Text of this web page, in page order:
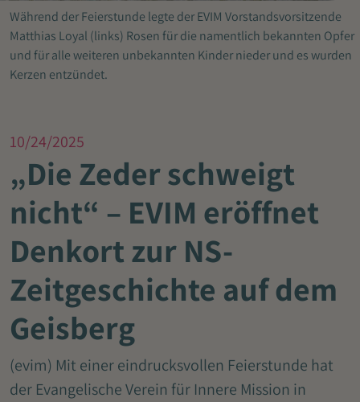
Während der Feierstunde legte der EVIM Vorstandsvorsitzende
Matthias Loyal (links) Rosen für die namentlich bekannten Opfer
und für alle weiteren unbekannten Kinder nieder und es wurden
Kerzen entzündet.
10/24/2025
„Die Zeder schweigt
nicht“ – EVIM eröffnet
Denkort zur NS-
Zeitgeschichte auf dem
Geisberg
(evim) Mit einer eindrucksvollen Feierstunde hat
der Evangelische Verein für Innere Mission in